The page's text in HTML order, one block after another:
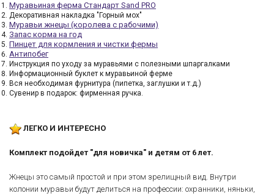
Муравьиная ферма Стандарт Sand PRO
Декоративная накладка "Горный мох"
Муравьи жнецы (королева с рабочими)
Запас корма на год
Пинцет для кормления и чистки фермы
Антипобег
Инструкция по уходу за муравьями с полезными шпаргалками
Информационный буклет к муравьиной ферме
Вся необходимая фурнитура (пипетка, заглушки и т.д.)
Сувенир в подарок: фирменная ручка.
ЛЕГКО И ИНТЕРЕСНО
Комплект подойдет "для новичка" и детям от 6 лет.
Жнецы это самый простой и при этом зрелищный вид. Внутри
колонии муравьи будут делиться на профессии: охранники, няньки,